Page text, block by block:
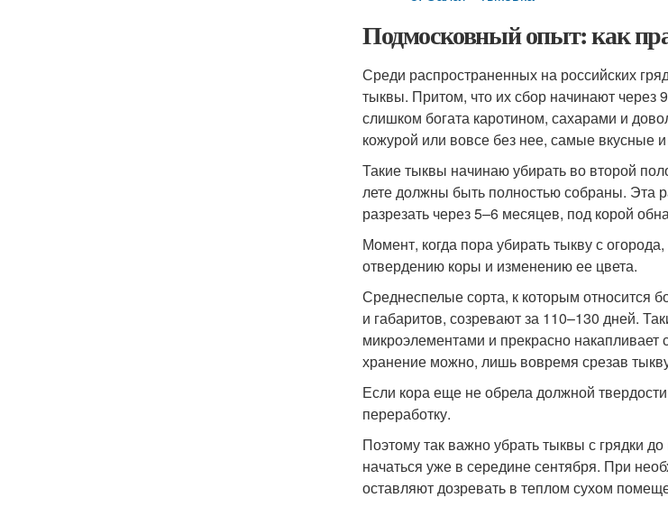
Подмосковный опыт: как
Среди распространенных на российских
тыквы. Притом, что их сбор начинают через
слишком богата каротином, сахарами и
кожурой или вовсе без нее, самые вкусные
Такие тыквы начинаю убирать во второй
лете должны быть полностью собраны. Эта
разрезать через 5–6 месяцев, под корой
Момент, когда пора убирать тыкву с
отвердению коры и изменению ее цвета.
Среднеспелые сорта, к которым относится
и габаритов, созревают за 110–130 дней.
микроэлементами и прекрасно накапливает
хранение можно, лишь вовремя срезав
Если кора еще не обрела должной
переработку.
Поэтому так важно убрать тыквы с грядки
начаться уже в середине сентября. При
оставляют дозревать в теплом сухом